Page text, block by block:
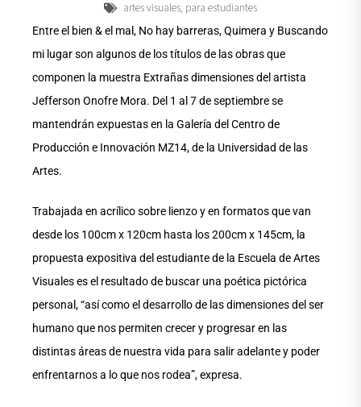
artes visuales, para estudiantes
Entre el bien & el mal, No hay barreras, Quimera y Buscando
mi lugar son algunos de los títulos de las obras que
componen la muestra Extrañas dimensiones del artista
Jefferson Onofre Mora. Del 1 al 7 de septiembre se
mantendrán expuestas en la Galería del Centro de
Producción e Innovación MZ14, de la Universidad de las
Artes.
Trabajada en acrílico sobre lienzo y en formatos que van
desde los 100cm x 120cm hasta los 200cm x 145cm, la
propuesta expositiva del estudiante de la Escuela de Artes
Visuales es el resultado de buscar una poética pictórica
personal, “así como el desarrollo de las dimensiones del ser
humano que nos permiten crecer y progresar en las
distintas áreas de nuestra vida para salir adelante y poder
enfrentarnos a lo que nos rodea”, expresa.